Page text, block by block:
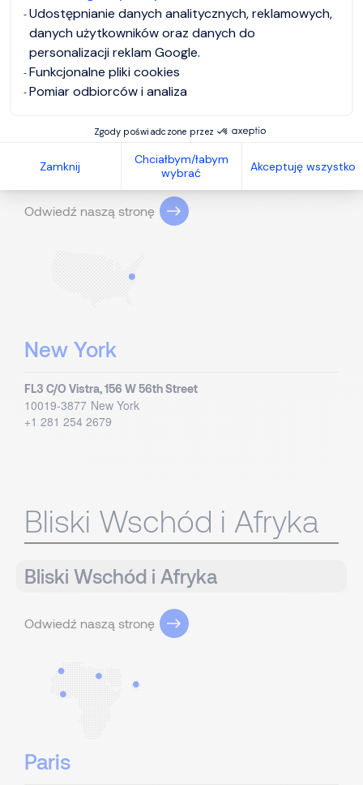
Udostępnianie danych analitycznych, reklamowych,
danych użytkowników oraz danych do
personalizacji reklam Google.
Funkcjonalne pliki cookies
Pomiar odbiorców i analiza
Zgody poświadczone przez
Zamknij
Chciałbym/łabym
wybrać
Akceptuję wszystko
Meksyk
Blvd. Miguel Cervantes Saavedra 233 - Piso 9
C.P. 11520 Mexico City
USA
Odwiedź naszą stronę
New York
FL3 C/O Vistra, 156 W 56th Street
10019-3877 New York
+1 281 254 2679
Bliski Wschód i Afryka
Bliski Wschód i Afryka
Odwiedź naszą stronę
Paris